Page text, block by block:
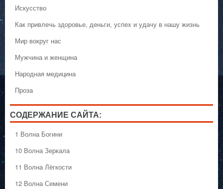
Искусство
Как привлечь здоровье, деньги, успех и удачу в нашу жизнь
Мир вокруг нас
Мужчина и женщина
Народная медицина
Проза
СОДЕРЖАНИЕ САЙТА:
1 Волна Богини
10 Волна Зеркала
11 Волна Лёгкости
12 Волна Семени